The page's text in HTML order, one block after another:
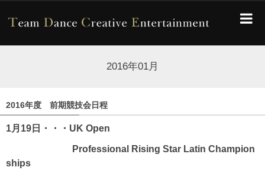
2016年01月
2016年度 前期競技会日程
1月19日・・・UK Open
Professional Rising Star Latin Champion
ships